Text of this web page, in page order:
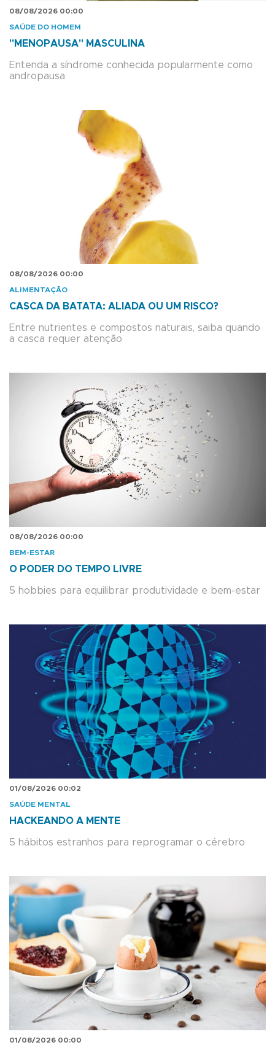
08/08/2026 00:00
SAÚDE DO HOMEM
"MENOPAUSA" MASCULINA
Entenda a síndrome conhecida popularmente como
andropausa
08/08/2026 00:00
ALIMENTAÇÃO
CASCA DA BATATA: ALIADA OU UM RISCO?
Entre nutrientes e compostos naturais, saiba quando
a casca requer atenção
08/08/2026 00:00
BEM-ESTAR
O PODER DO TEMPO LIVRE
5 hobbies para equilibrar produtividade e bem-estar
01/08/2026 00:02
SAÚDE MENTAL
HACKEANDO A MENTE
5 hábitos estranhos para reprogramar o cérebro
01/08/2026 00:00